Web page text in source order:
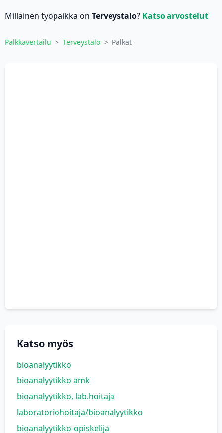
Millainen työpaikka on Terveystalo? Katso arvostelut
Palkkavertailu > Terveystalo > Palkat
Katso myös
bioanalyytikko
bioanalyytikko amk
bioanalyytikko, lab.hoitaja
laboratoriohoitaja/bioanalyytikko
bioanalyytikko-opiskelija